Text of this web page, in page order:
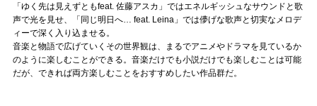
「ゆく先は見えずともfeat. 佐藤アスカ」ではエネルギッシュなサウンドと歌
声で光を見せ、「同じ明日へ… feat. Leina」では儚げな歌声と切実なメロデ
ィーで深く入り込ませる。
音楽と物語で広げていくその世界観は、まるでアニメやドラマを見ているか
のように楽しむことができる。音楽だけでも小説だけでも楽しむことは可能
だが、できれば両方楽しむことをおすすめしたい作品群だ。